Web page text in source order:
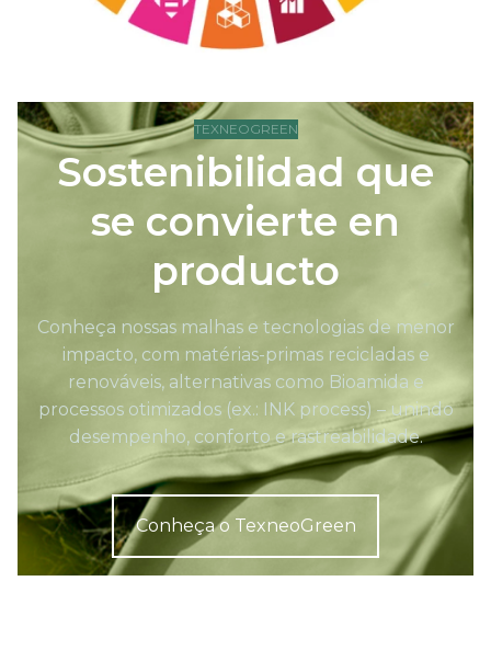
TEXNEOGREEN
Sostenibilidad que
se convierte en
producto
Conheça nossas malhas e tecnologias de menor
impacto, com matérias-primas recicladas e
renováveis, alternativas como Bioamida e
processos otimizados (ex.: INK process) – unindo
desempenho, conforto e rastreabilidade.
Conheça o TexneoGreen